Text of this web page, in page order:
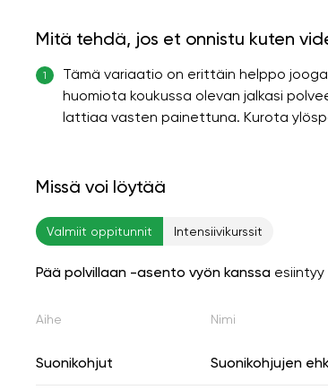
Mitä tehdä, jos et onnistu kuten
1
Tämä variaatio on erittäin helppo
huomiota koukussa olevan jalkasi
lattiaa vasten painettuna. Kurota
Missä voi löytää
Valmiit oppitunnit Intensiivikurssit
Pää polvillaan -asento vyön kanssa esiintyy
Aihe Nimi
Suonikohjut Suonikohjujen